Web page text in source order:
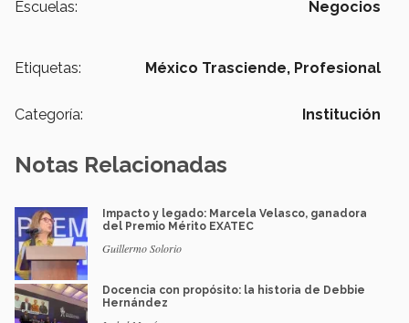
Escuelas: Negocios
Etiquetas: México Trasciende, Profesional
Categoría: Institución
Notas Relacionadas
Impacto y legado: Marcela Velasco, ganadora
del Premio Mérito EXATEC
Guillermo Solorio
Docencia con propósito: la historia de Debbie
Hernández